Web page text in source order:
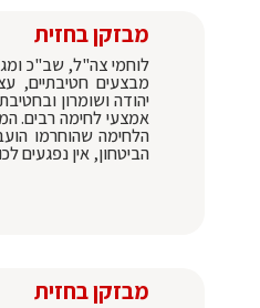
מבזקן בחזית
לוחמי צה"ל, שב"כ
יהודה ושומרון
אמצעי לחימה רבים.
הלחימה שהוחרמו
הביטחון, אין נפגעים
מבזקן בחזית